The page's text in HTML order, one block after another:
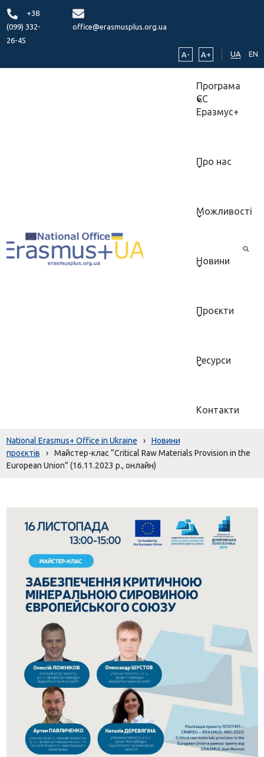
+38
(099) 332-
26-45
office@erasmusplus.org.ua
A- A+ UA EN
Програма
ЄС
Еразмус+
Про нас
Можливості
Новини
Проєкти
Ресурси
Контакти
National Erasmus+ Office in Ukraine ›
Новини
проєктів
›
Майстер-клас “Critical Raw Materials Provision in the
European Union” (16.11.2023 р., онлайн)